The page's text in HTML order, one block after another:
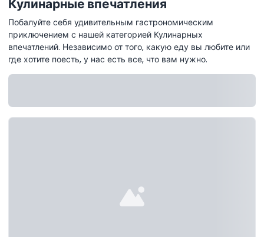
Кулинарные впечатления
Побалуйте себя удивительным гастрономическим
приключением с нашей категорией Кулинарных
впечатлений. Независимо от того, какую еду вы любите или
где хотите поесть, у нас есть все, что вам нужно.